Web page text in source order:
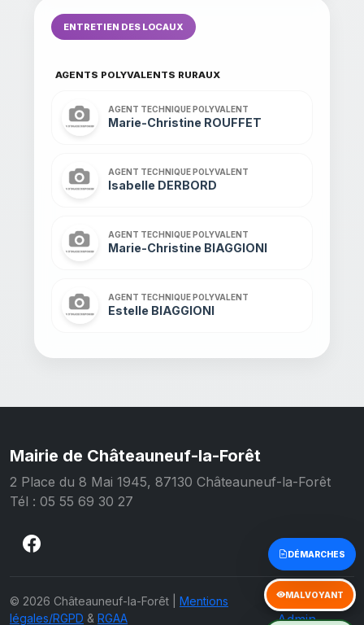
ENTRETIEN DES LOCAUX
AGENTS POLYVALENTS RURAUX
AGENT TECHNIQUE POLYVALENT
Marie-Christine ROUFFET
AGENT TECHNIQUE POLYVALENT
Isabelle DERBORD
AGENT TECHNIQUE POLYVALENT
Marie-Christine BIAGGIONI
AGENT TECHNIQUE POLYVALENT
Estelle BIAGGIONI
Mairie de Châteauneuf-la-Forêt
2 Place du 8 Mai 1945, 87130 Châteauneuf-la-Forêt
Tél : 05 55 69 30 27
© 2026 Châteauneuf-la-Forêt | Mentions
légales/RGPD & RGAA
Accès
Admin